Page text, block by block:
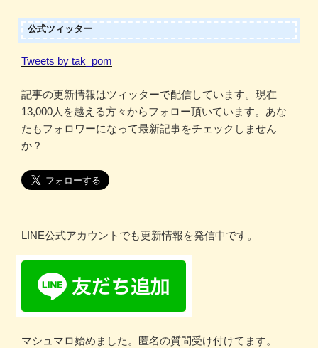
公式ツィッター
Tweets by tak_pom
記事の更新情報はツィッターで配信しています。現在
13,000人を越える方々からフォロー頂いています。あな
たもフォロワーになって最新記事をチェックしません
か？
LINE公式アカウントでも更新情報を発信中です。
マシュマロ始めました。匿名の質問受け付けてます。